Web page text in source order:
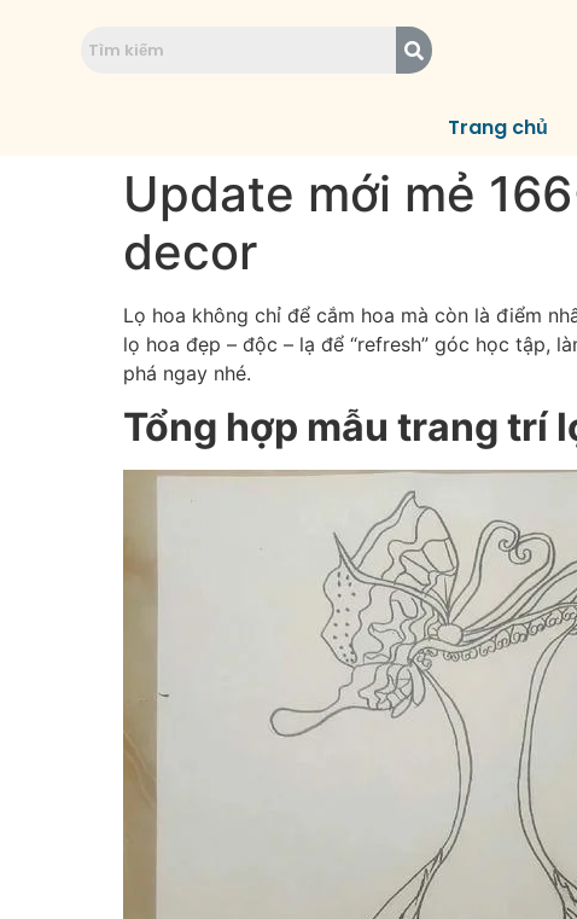
Trang chủ
Update mới mẻ
decor
Lọ hoa không chỉ để cắm hoa mà còn là điểm
lọ hoa đẹp – độc – lạ để “refresh” góc học tập,
phá ngay nhé.
Tổng hợp mẫu trang trí